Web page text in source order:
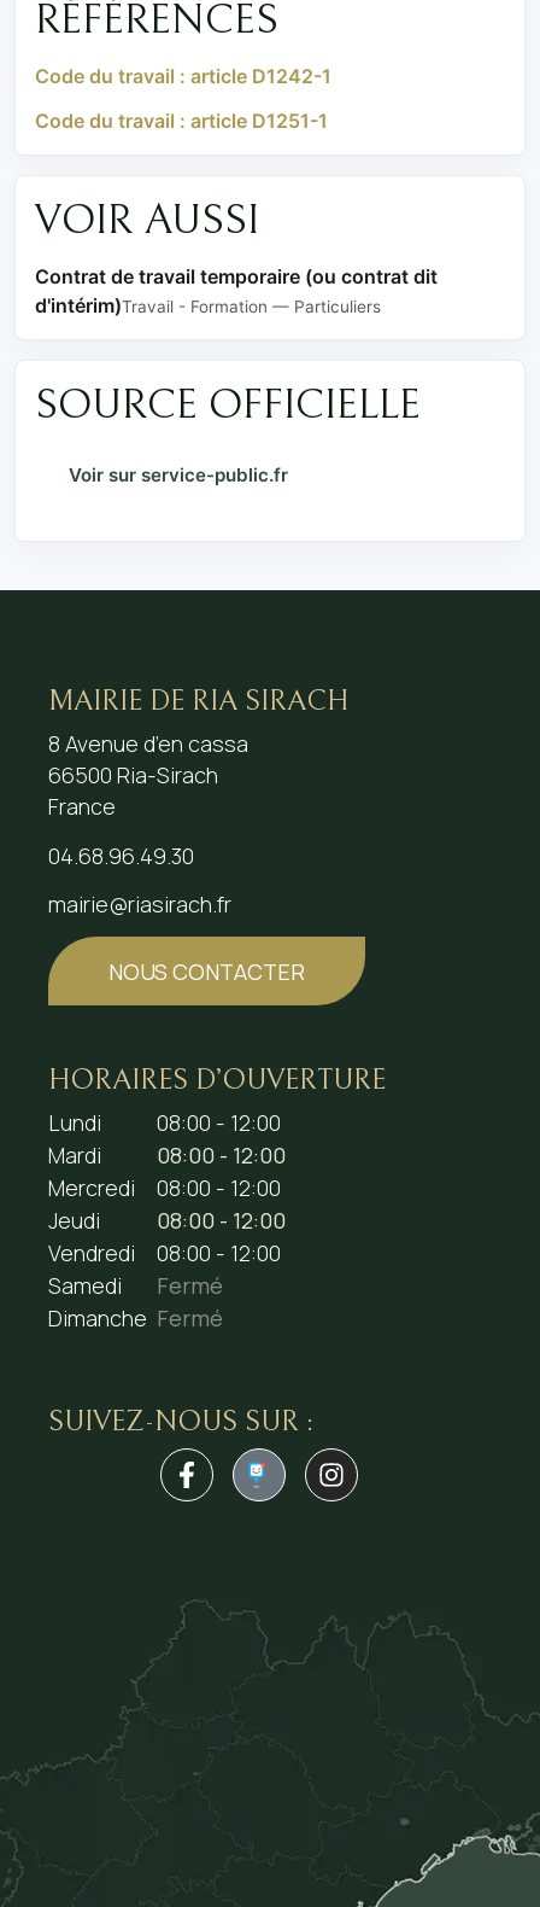
RÉFÉRENCES
Code du travail : article D1242-1
Code du travail : article D1251-1
VOIR AUSSI
Contrat de travail temporaire (ou contrat dit
d'intérim)Travail - Formation — Particuliers
SOURCE OFFICIELLE
Voir sur service-public.fr
MAIRIE DE RIA SIRACH
8 Avenue d’en cassa
66500 Ria-Sirach
France
04.68.96.49.30
mairie@riasirach.fr
NOUS CONTACTER
HORAIRES D’OUVERTURE
Lundi
08:00 - 12:00
Mardi
08:00 - 12:00
Mercredi
08:00 - 12:00
Jeudi
08:00 - 12:00
Vendredi
08:00 - 12:00
Samedi
Fermé
Dimanche Fermé
SUIVEZ-NOUS SUR :
1